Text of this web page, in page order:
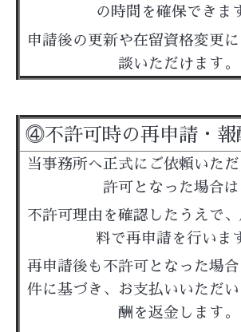
の時間を確保できま
申請後の更新や在留資格変更
談いただけます。
⓸不許可時の再申請・
当事務所へ正式にご依頼いた
許可となった場合は
不許可理由を確認したうえで
料で再申請を行いま
再申請後も不許可となった場
件に基づき、お支払いいただ
酬を返金します。